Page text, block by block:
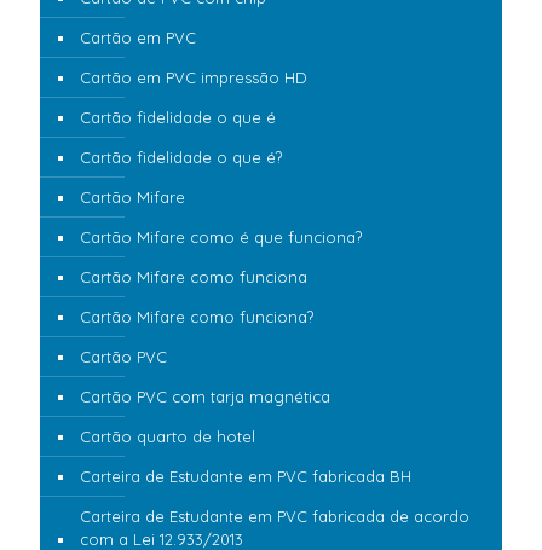
Cartão em PVC
Cartão em PVC impressão HD
Cartão fidelidade o que é
Cartão fidelidade o que é?
Cartão Mifare
Cartão Mifare como é que funciona?
Cartão Mifare como funciona
Cartão Mifare como funciona?
Cartão PVC
Cartão PVC com tarja magnética
Cartão quarto de hotel
Carteira de Estudante em PVC fabricada BH
Carteira de Estudante em PVC fabricada de acordo
com a Lei 12.933/2013